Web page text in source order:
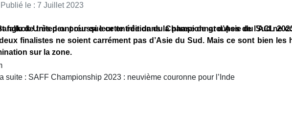
United ont réussi leur entrée dans la phase de groupes de l’ACL
Publié le : 7 Juillet 2023
fallu de très peu pour que cette édition du Championnat d’Asie du Sud
finalistes ne soient carrément pas d’Asie du Sud. Mais ce sont bien
sur la zone.
suite : SAFF Championship 2023 : neuvième couronne pour l’Inde